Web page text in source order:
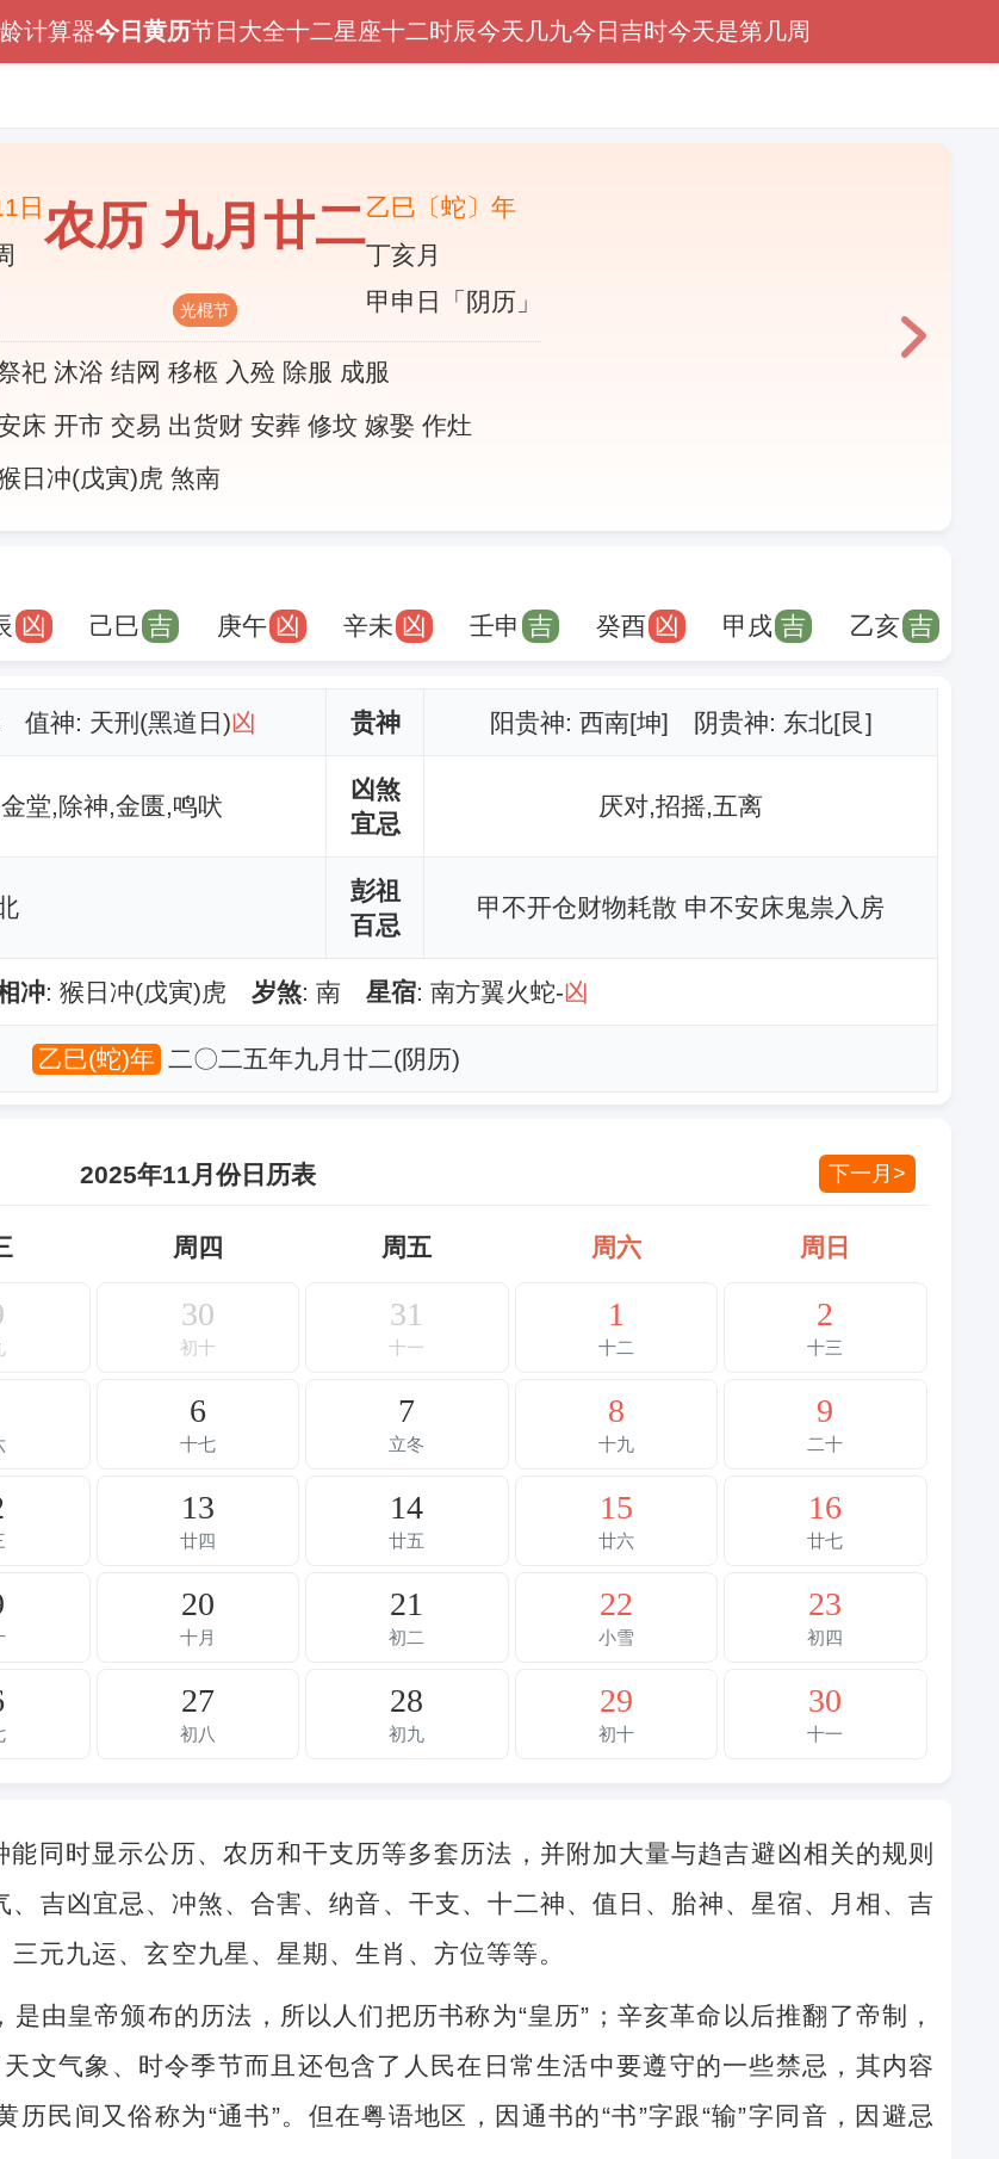
计算器今日黄历节日大全十二星座十二时辰今天几九今日吉时今天是第几周
日 农历 九月廿二
光棍节
乙巳〔蛇〕年
丁亥月
甲申日「阴历」
祀 沐浴 结网 移柩 入殓 除服 成服
床 开市 交易 出货财 安葬 修坟 嫁娶 作灶
日冲(戊寅)虎 煞南
凶 己巳 吉 庚午 凶 辛未 凶 壬申 吉 癸酉 凶 甲戌 吉 乙亥 吉
值神: 天刑(黑道日)凶 贵神 阳贵神: 西南[坤] 阴贵神: 东北[艮]
堂,除神,金匮,鸣吠
凶煞
宜忌
厌对,招摇,五离
彭祖
百忌
甲不开仓财物耗散 申不安床鬼祟入房
冲: 猴日冲(戊寅)虎岁煞: 南星宿: 南方翼火蛇-凶
乙巳(蛇)年 二〇二五年九月廿二(阴历)
2025年11月份日历表 下一月>
周四 周五 周六 周日
30
初十
31
十一
1
十二
2
十三
6
十七
7
立冬
8
十九
9
二十
13
廿四
14
廿五
15
廿六
16
廿七
20
十月
21
初二
22
小雪
23
初四
27
初八
28
初九
29
初十
30
十一
同时显示公历、农历和干支历等多套历法，并附加大量与趋吉避凶相关的规则
吉凶宜忌、冲煞、合害、纳音、干支、十二神、值日、胎神、星宿、月相、吉
元九运、玄空九星、星期、生肖、方位等等。
由皇帝颁布的历法，所以人们把历书称为“皇历”；辛亥革命以后推翻了帝制，
文气象、时令季节而且还包含了人民在日常生活中要遵守的一些禁忌，其内容
民间又俗称为“通书”。但在粤语地区，因通书的“书”字跟“输”字同音，因避忌